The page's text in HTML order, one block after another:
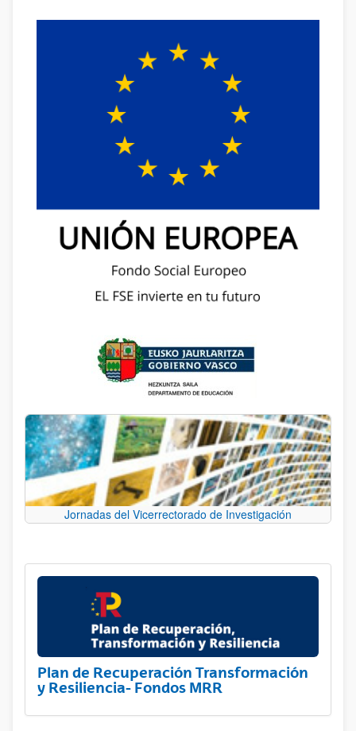
Jornadas del Vicerrectorado de Investigación
Plan de Recuperación Transformación
y Resiliencia- Fondos MRR